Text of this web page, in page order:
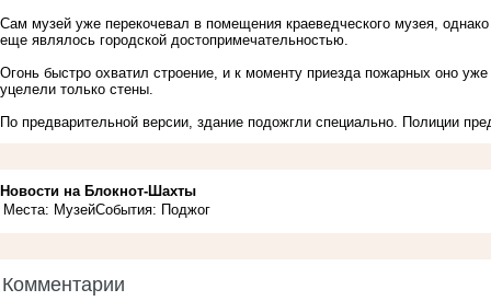
Сам музей уже перекочевал в помещения краеведческого музея,
еще являлось городской достопримечательностью.
Огонь быстро охватил строение, и к моменту приезда пожарных оно
уцелели только стены.
По предварительной версии, здание подожгли специально. Полиции
Новости на Блoкнoт-Шахты
Места: МузейСобытия: Поджог
Комментарии